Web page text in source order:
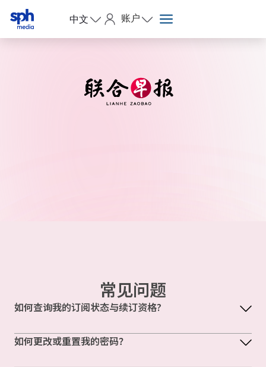
中文 账户
常见问题
如何查询我的订阅状态与续订资格?
如何更改或重置我的密码？